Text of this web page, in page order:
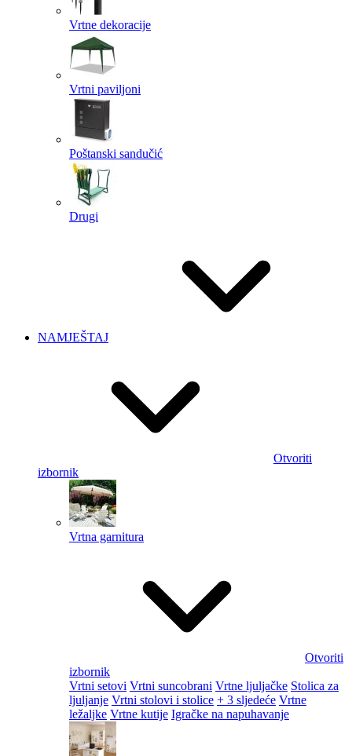
Vrtne dekoracije
Vrtni paviljoni
Poštanski sandučić
Drugi
NAMJEŠTAJ
Otvoriti
izbornik
Vrtna garnitura
Otvoriti
izbornik
Vrtni setovi Vrtni suncobrani Vrtne ljuljačke Stolica za
ljuljanje Vrtni stolovi i stolice + 3 sljedeće Vrtne
ležaljke Vrtne kutije Igračke na napuhavanje